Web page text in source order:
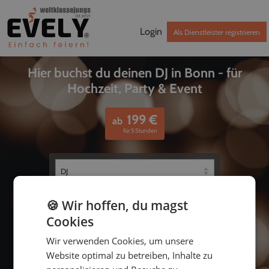
Login Als Dienstleister registrieren
Hier buchst du deinen DJ in Bonn - für
Hochzeit, Party & Event
ab 199€
für 5 Stunden
bis
🍪 Wir hoffen, du magst
Cookies
Wir verwenden Cookies, um unsere
Website optimal zu betreiben, Inhalte zu